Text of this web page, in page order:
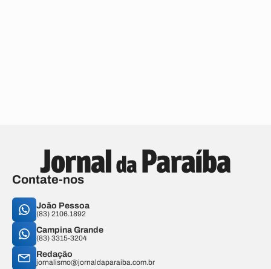
Contate-nos
João Pessoa
(83) 2106.1892
Campina Grande
(83) 3315-3204
Redação
jornalismo@jornaldaparaiba.com.br